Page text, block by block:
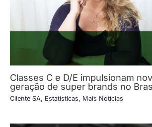
Classes C e D/E impulsionam
geração de super brands no
Cliente SA, Estatísticas, Mais Notícias